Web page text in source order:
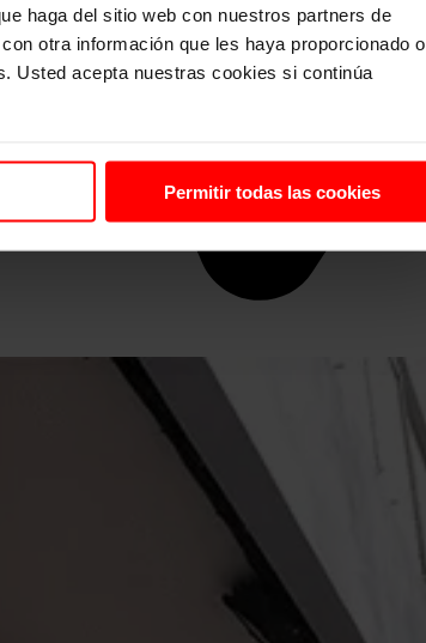
haga del sitio web con nuestros partners de
otra información que les haya proporcionado o
Usted acepta nuestras cookies si continúa
Permitir todas las cookies